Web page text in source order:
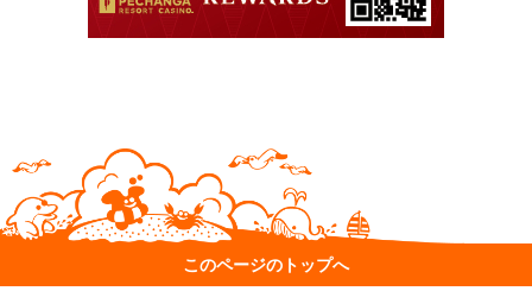
このページのトップへ